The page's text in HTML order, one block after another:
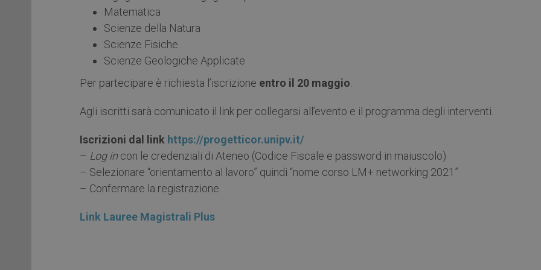
Matematica
Scienze della Natura
Scienze Fisiche
Scienze Geologiche Applicate
Per partecipare è richiesta l’iscrizione entro il 20 maggio.
Agli iscritti sarà comunicato il link per collegarsi all’evento e il programma degli interventi.
Iscrizioni dal link https://progetticor.unipv.it/
– Log in con le credenziali di Ateneo (Codice Fiscale e password in maiuscolo)
– Selezionare “orientamento al lavoro” quindi “nome corso LM+ networking 2021”
– Confermare la registrazione
Link Lauree Magistrali Plus